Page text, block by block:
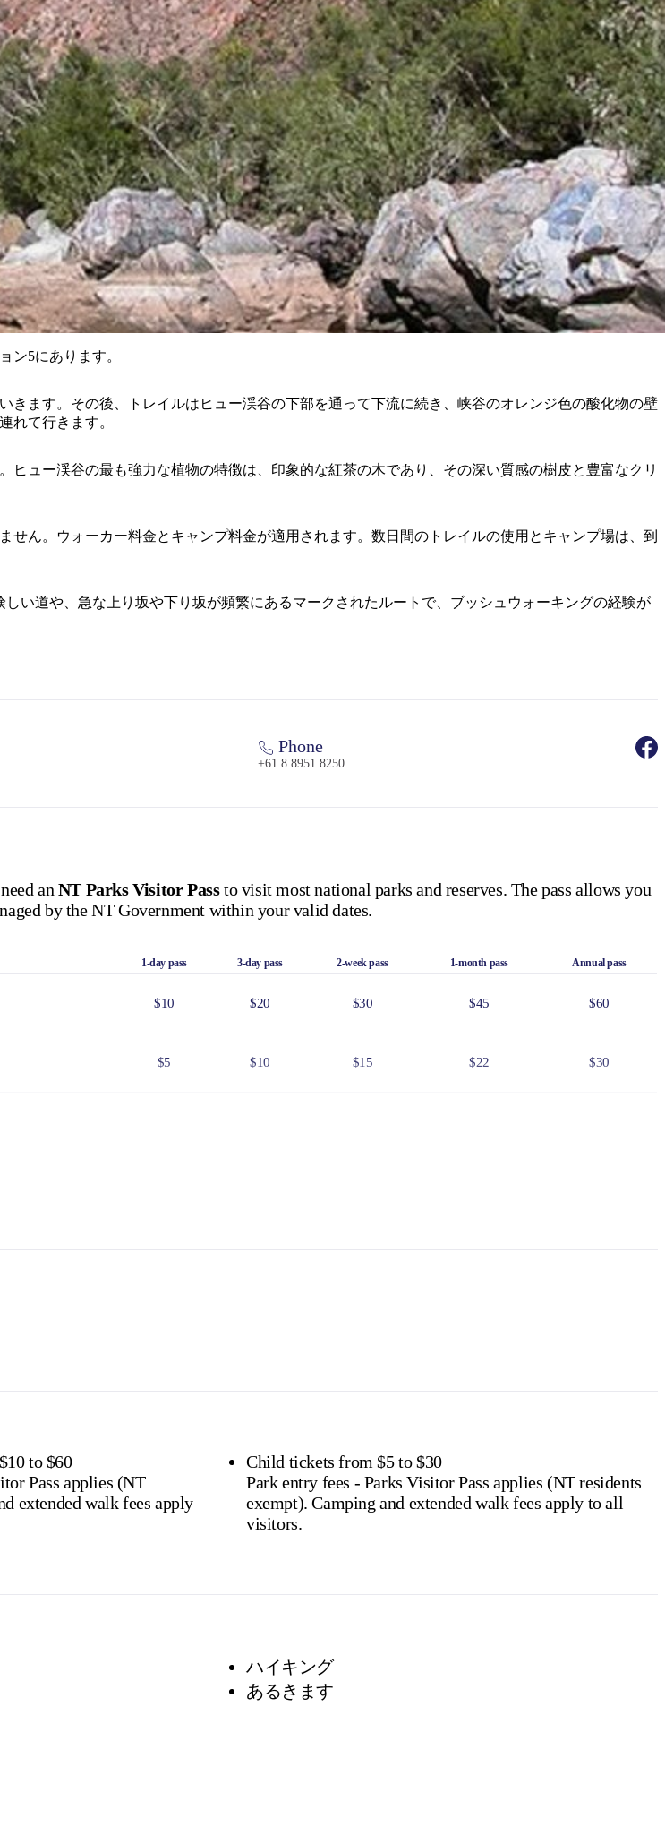
ン5にあります。
ます。その後、トレイルはヒュー渓谷の下部を通って下流に続き、峡谷のオレンジ色の酸化物の壁
れて行きます。
ュー渓谷の最も強力な植物の特徴は、印象的な紅茶の木であり、その深い質感の樹皮と豊富なクリ
ん。ウォーカー料金とキャンプ料金が適用されます。数日間のトレイルの使用とキャンプ場は、到
い道や、急な上り坂や下り坂が頻繁にあるマークされたルートで、ブッシュウォーキングの経験が
Phone
+61 8 8951 8250
an NT Parks Visitor Passto visit most national parks and reserves. The pass allows you
by the NT Government within your valid dates.
1-day pass 3-day pass 2-week pass 1-month pass Annual pass
$10 $20 $30 $45 $60
$5 $10 $15 $22 $30
to $60
Pass applies (NT
Child tickets from $5 to $30
Park entry fees - Parks Visitor Pass applies (NT residents
exempt). Camping and extended walk fees apply to all
visitors.
ハイキング
あるきます